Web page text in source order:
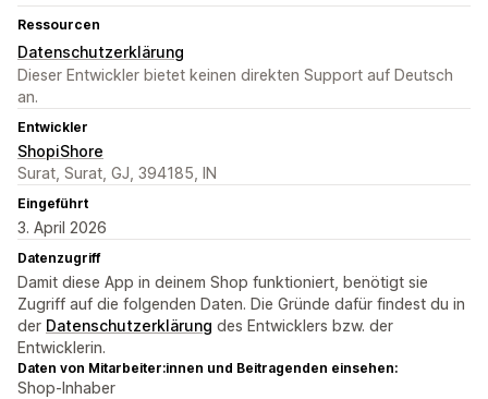
Ressourcen
Datenschutzerklärung
Dieser Entwickler bietet keinen direkten Support auf Deutsch
an.
Entwickler
ShopiShore
Surat, Surat, GJ, 394185, IN
Eingeführt
3. April 2026
Datenzugriff
Damit diese App in deinem Shop funktioniert, benötigt sie
Zugriff auf die folgenden Daten. Die Gründe dafür findest du in
der Datenschutzerklärung des Entwicklers bzw. der
Entwicklerin.
Daten von Mitarbeiter:innen und Beitragenden einsehen:
Shop-Inhaber